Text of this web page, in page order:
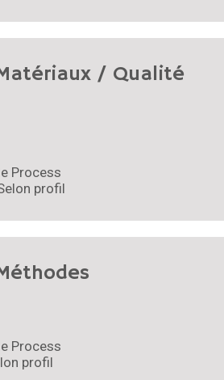
/ Qualité
Process
profil
Process
profil